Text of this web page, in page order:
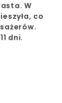
W
co
dni.